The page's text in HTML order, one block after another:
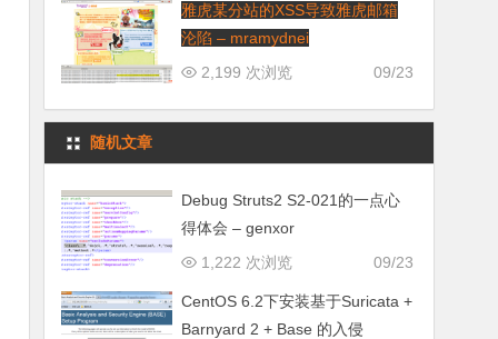
雅虎某分站的XSS导致雅虎邮箱
沦陷 – mramydnei
09/23
2,199 次浏览
随机文章
Debug Struts2 S2-021的一点心
得体会 – genxor
09/23
1,222 次浏览
CentOS 6.2下安装基于Suricata +
Barnyard 2 + Base 的⼊侵